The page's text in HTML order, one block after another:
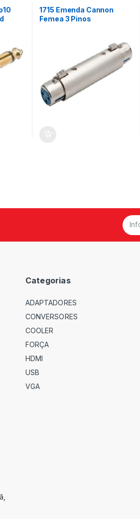
1715 Emenda Cannon
Femea 3 Pinos
Categorias
ADAPTADORES
CONVERSORES
COOLER
FORÇA
HDMI
USB
VGA